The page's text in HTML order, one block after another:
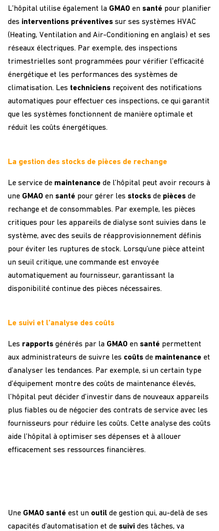
L’hôpital utilise également la GMAO en santé pour planifier
des interventions préventives sur ses systèmes HVAC
( Heating, Ventilation and Air-Conditioning en anglais) et ses
réseaux électriques. Par exemple, des inspections
trimestrielles sont programmées pour vérifier l’efficacité
énergétique et les performances des systèmes de
climatisation. Les techniciens reçoivent des notifications
automatiques pour effectuer ces inspections, ce qui garantit
que les systèmes fonctionnent de manière optimale et
réduit les coûts énergétiques.
La gestion des stocks de pièces de rechange
Le service de maintenance de l’hôpital peut avoir recours à
une GMAO en santé pour gérer les stocks de pièces de
rechange et de consommables. Par exemple, les pièces
critiques pour les appareils de dialyse sont suivies dans le
système, avec des seuils de réapprovisionnement définis
pour éviter les ruptures de stock. Lorsqu’une pièce atteint
un seuil critique, une commande est envoyée
automatiquement au fournisseur, garantissant la
disponibilité continue des pièces nécessaires.
Le suivi et l’analyse des coûts
Les rapports générés par la GMAO en santé permettent
aux administrateurs de suivre les coûts de maintenance et
d’analyser les tendances. Par exemple, si un certain type
d’équipement montre des coûts de maintenance élevés,
l’hôpital peut décider d’investir dans de nouveaux appareils
plus fiables ou de négocier des contrats de service avec les
fournisseurs pour réduire les coûts. Cette analyse des coûts
aide l’hôpital à optimiser ses dépenses et à allouer
efficacement ses ressources financières.
Une GMAO santé est un outil de gestion qui, au-delà de ses
capacités d’automatisation et de suivi des tâches, va